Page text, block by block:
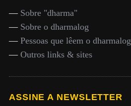
— Sobre "dharma"
— Sobre o dharmalog
— Pessoas que lêem o dharmalog
— Outros links & sites
ASSINE A NEWSLETTER